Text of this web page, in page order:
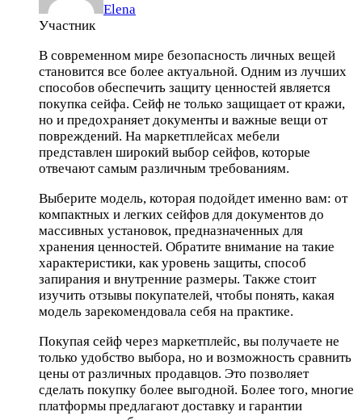
Elena
Участник
В современном мире безопасность личных вещей
становится все более актуальной. Одним из лучших
способов обеспечить защиту ценностей является
покупка сейфа. Сейф не только защищает от кражи,
но и предохраняет документы и важные вещи от
повреждений. На маркетплейсах мебели
представлен широкий выбор сейфов, которые
отвечают самым различным требованиям.
Выберите модель, которая подойдет именно вам: от
компактных и легких сейфов для документов до
массивных установок, предназначенных для
хранения ценностей. Обратите внимание на такие
характеристики, как уровень защиты, способ
запирания и внутренние размеры. Также стоит
изучить отзывы покупателей, чтобы понять, какая
модель зарекомендовала себя на практике.
Покупая сейф через маркетплейс, вы получаете не
только удобство выбора, но и возможность сравнить
цены от различных продавцов. Это позволяет
сделать покупку более выгодной. Более того, многие
платформы предлагают доставку и гарантии